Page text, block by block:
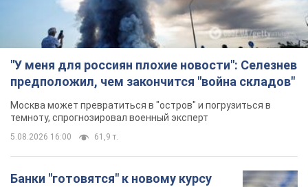
"У меня для россиян плохие новости": Селезнев
предположил, чем закончится "война складов"
Москва может превратиться в "остров" и погрузиться в
темноту, спрогнозировал военный эксперт
5.08.2026 16:00 61,9 т.
Банки "готовятся" к новому курсу